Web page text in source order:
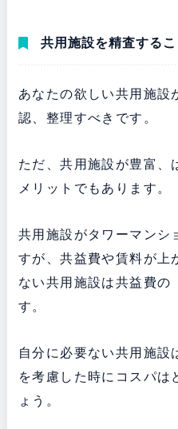
共用施設を精査するこ
あなたの欲しい共用施設
認、整理すべきです。
ただ、共用施設が豊富、
メリットでもあります。
共用施設がタワーマンシ
すが、共益費や賃料が上
ない共用施設は共益費の
す。
自分に必要ない共用施設
を考慮した時にコスパは
ょう。